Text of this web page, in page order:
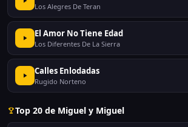
Los Alegres De Teran
El Amor No Tiene Edad
Los Diferentes De La Sierra
Calles Enlodadas
Rugido Norteno
Top 20 de Miguel y Miguel